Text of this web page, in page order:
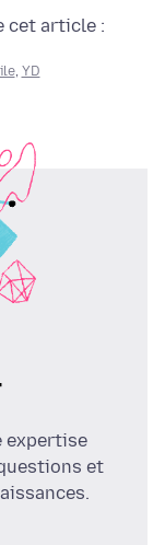
cet article :
, YD
expertise
et